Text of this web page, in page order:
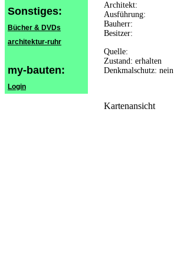
Sonstiges:
Bücher & DVDs
architektur-ruhr
my-bauten:
Login
Architekt:
Ausführung:
Bauherr:
Besitzer:
Quelle:
Zustand: erhalten
Denkmalschutz: nein
Kartenansicht